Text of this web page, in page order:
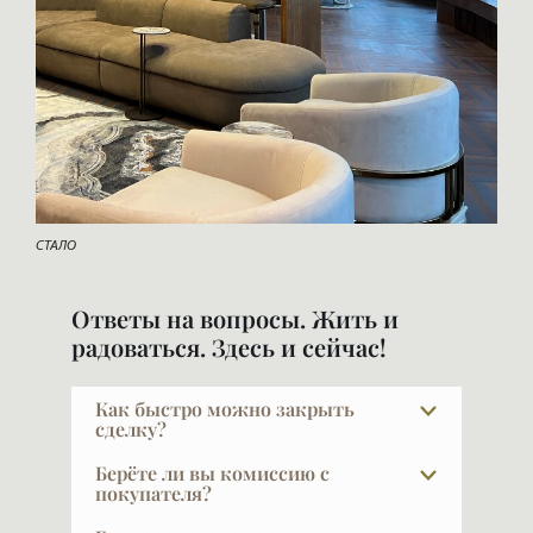
СТАЛО
Ответы на вопросы. Жить и
радоваться. Здесь и сейчас!
Как быстро можно закрыть
сделку?
Обычный срок сделки — около трёх
недель. Примерно неделю ведётся
Берёте ли вы комиссию с
покупателя?
При покупке в новых проектах — нет.